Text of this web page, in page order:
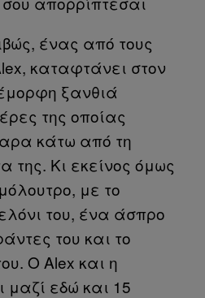
ένας από τους
καταφτάνει στον
ξανθιά
της οποίας
κάτω από τη
της. Κι εκείνος όμως
με το
του, ένα άσπρο
του και το
Ο Alex και η
μαζί εδώ και 15